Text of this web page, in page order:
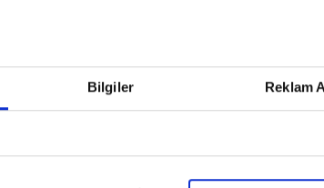
Bilgiler Reklam